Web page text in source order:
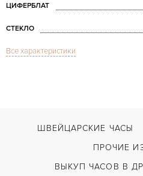
ЦИФЕРБЛАТ
СТЕКЛО
ФУНКЦИИ
Все характеристики
ШВЕЙЦАРСКИЕ ЧАСЫ
ПРОЧИЕ
ВЫКУП ЧАСОВ В